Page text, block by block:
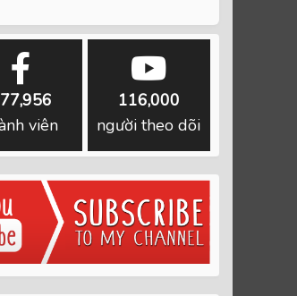
viên
116,000
người theo dõi